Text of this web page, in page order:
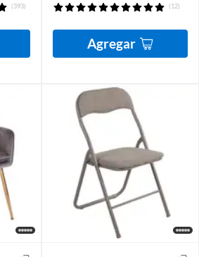
(393) (12)
Agregar